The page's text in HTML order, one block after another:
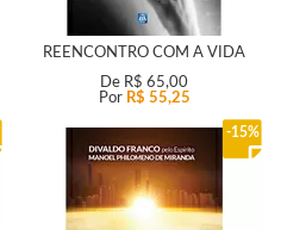
REENCONTRO COM A VIDA
De R$ 65,00
Por R$ 55,25
15%